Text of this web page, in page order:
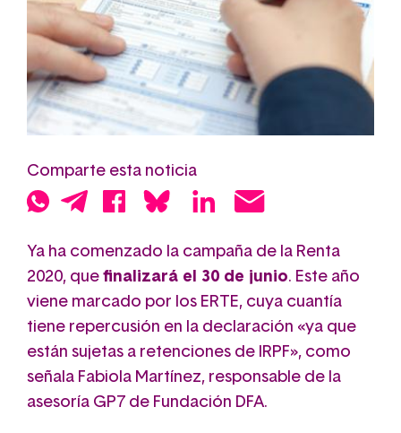
Comparte esta noticia
Ya ha comenzado la campaña de la Renta
2020, que finalizará el 30 de junio. Este año
viene marcado por los ERTE, cuya cuantía
tiene repercusión en la declaración «ya que
están sujetas a retenciones de IRPF», como
señala Fabiola Martínez, responsable de la
asesoría GP7 de Fundación DFA.